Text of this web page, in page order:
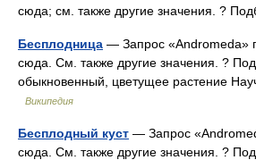
сюда; см. также другие значения. ?
Бесплодница — Запрос «Andromeda»
сюда. Cм. также другие значения. ?
обыкновенный, цветущее растение
Википедия
Бесплодный куст — Запрос
сюда. Cм. также другие значения. ?